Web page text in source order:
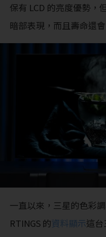
保有 LCD 的亮度優勢，
暗部表現，而且壽命還
一直以來，三星的色彩
RTINGS 的資料顯示這台